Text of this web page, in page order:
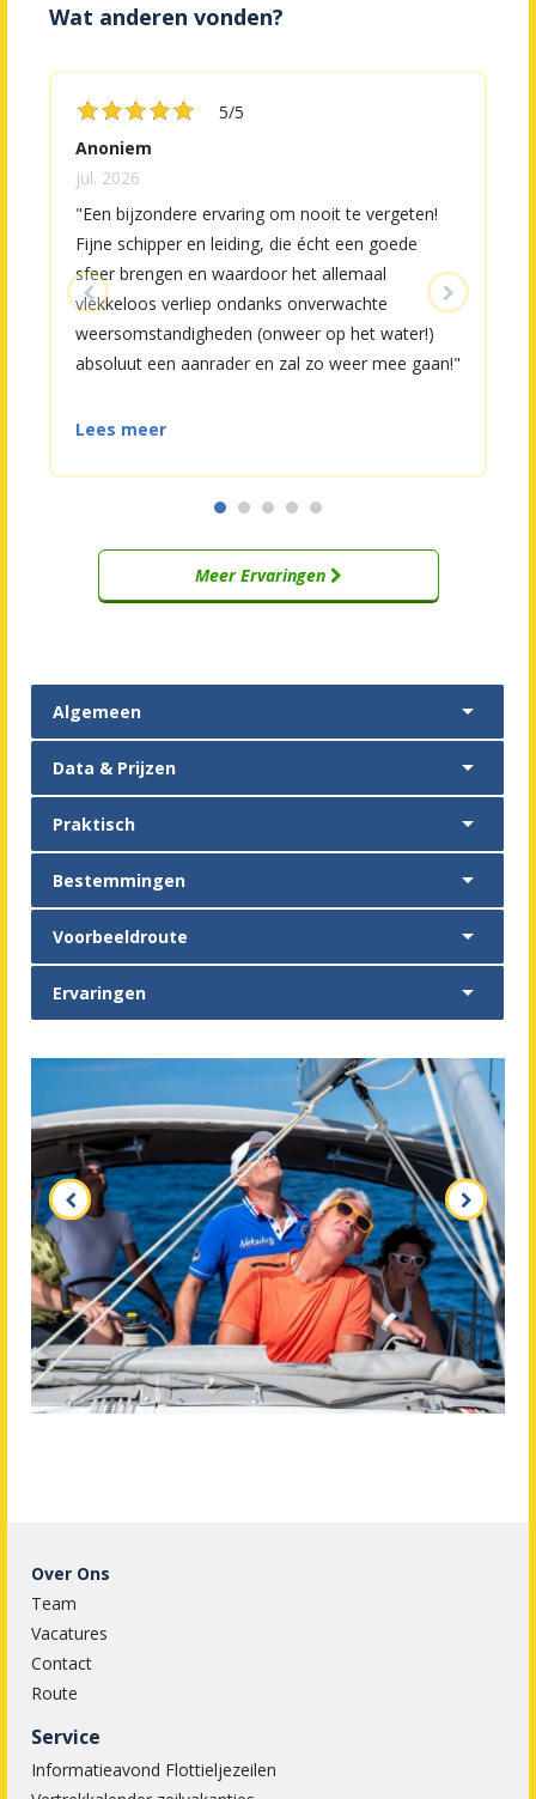
Wat anderen vonden?


5/5
Anoniem
jul. 2026
"Een bijzondere ervaring om nooit te vergeten!
Fijne schipper en leiding, die écht een goede
sfeer brengen en waardoor het allemaal
vlekkeloos verliep ondanks onverwachte
weersomstandigheden (onweer op het water!)
absoluut een aanrader en zal zo weer mee gaan!"
Lees meer
Meer Ervaringen
Algemeen 
Data & Prijzen 
Praktisch 
Bestemmingen 
Voorbeeldroute 
Ervaringen 
Over Ons
Team
Vacatures
Contact
Route
Service
Informatieavond Flottieljezeilen